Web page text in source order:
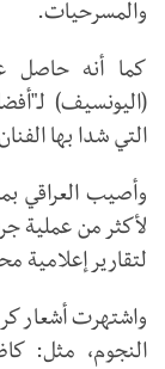
والمسرحيات.
كما أنه حاصل
(اليونسيف)
التي شدا بها
وأصيب العراقي
لأكثر من عملية
لتقارير إعلامية
واشتهرت أشعار
النجوم، مثل: